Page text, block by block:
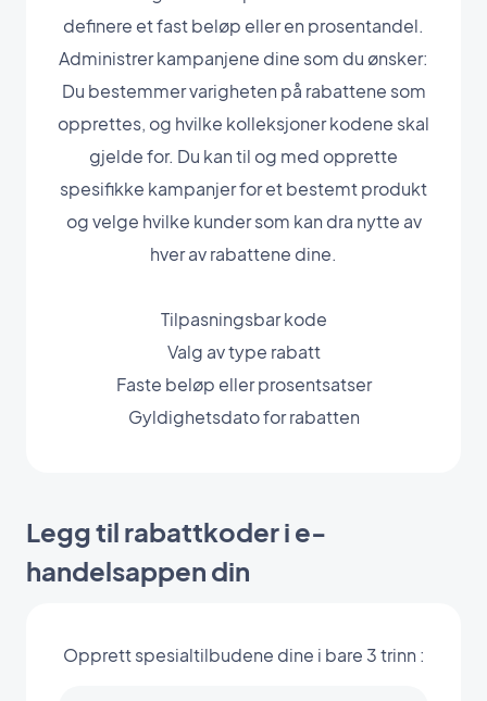
definere et fast beløp eller en prosentandel.
Administrer kampanjene dine som du ønsker:
Du bestemmer varigheten på rabattene som
opprettes, og hvilke kolleksjoner kodene skal
gjelde for. Du kan til og med opprette
spesifikke kampanjer for et bestemt produkt
og velge hvilke kunder som kan dra nytte av
hver av rabattene dine.
Tilpasningsbar kode
Valg av type rabatt
Faste beløp eller prosentsatser
Gyldighetsdato for rabatten
Legg til rabattkoder i e-
handelsappen din
Opprett spesialtilbudene dine i bare 3 trinn :